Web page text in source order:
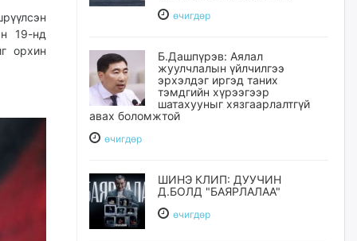
19-нд
орхин
өчигдѳр
Б.Дашпүрэв: Аялал
жуулчлалын үйлчилгээ
эрхэлдэг иргэд таних
тэмдгийн хүрээгээр
шатахууныг хязгаарлалтгүй
авах боломжтой
өчигдѳр
ШИНЭ КЛИП: ДУУЧИН
Д.БОЛД "БАЯРЛАЛАА"
өчигдѳр